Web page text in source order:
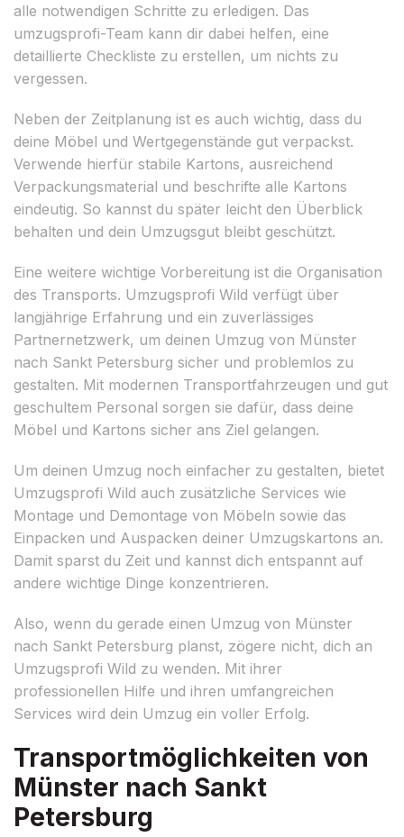
alle notwendigen Schritte zu erledigen. Das
umzugsprofi-Team kann dir dabei helfen, eine
detaillierte Checkliste zu erstellen, um nichts zu
vergessen.
Neben der Zeitplanung ist es auch wichtig, dass du
deine Möbel und Wertgegenstände gut verpackst.
Verwende hierfür stabile Kartons, ausreichend
Verpackungsmaterial und beschrifte alle Kartons
eindeutig. So kannst du später leicht den Überblick
behalten und dein Umzugsgut bleibt geschützt.
Eine weitere wichtige Vorbereitung ist die Organisation
des Transports. Umzugsprofi Wild verfügt über
langjährige Erfahrung und ein zuverlässiges
Partnernetzwerk, um deinen Umzug von Münster
nach Sankt Petersburg sicher und problemlos zu
gestalten. Mit modernen Transportfahrzeugen und gut
geschultem Personal sorgen sie dafür, dass deine
Möbel und Kartons sicher ans Ziel gelangen.
Um deinen Umzug noch einfacher zu gestalten, bietet
Umzugsprofi Wild auch zusätzliche Services wie
Montage und Demontage von Möbeln sowie das
Einpacken und Auspacken deiner Umzugskartons an.
Damit sparst du Zeit und kannst dich entspannt auf
andere wichtige Dinge konzentrieren.
Also, wenn du gerade einen Umzug von Münster
nach Sankt Petersburg planst, zögere nicht, dich an
Umzugsprofi Wild zu wenden. Mit ihrer
professionellen Hilfe und ihren umfangreichen
Services wird dein Umzug ein voller Erfolg.
Transportmöglichkeiten von
Münster nach Sankt
Petersburg